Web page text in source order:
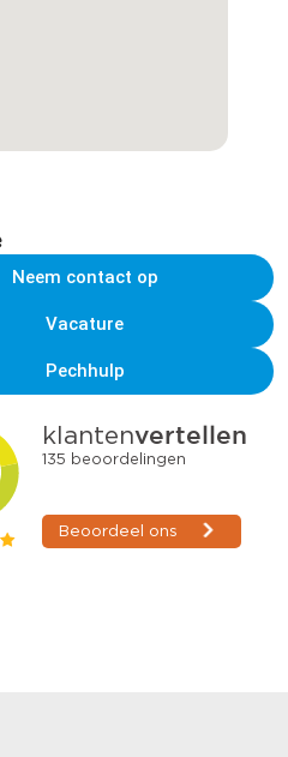
Neem contact op
Vacature
Pechhulp